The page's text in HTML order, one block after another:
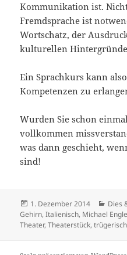
Kommunikation ist.
Fremdsprache ist
Wortschatz, der
kulturellen
Ein Sprachkurs kann
Kompetenzen zu
Wurden Sie schon
vollkommen
was dann geschieht,
sind!
Veröffentlicht
am
1. Dezember 2014 Dies
Gehirn,Italienisch, Michael
Theater,Theaterstück,trügerisch